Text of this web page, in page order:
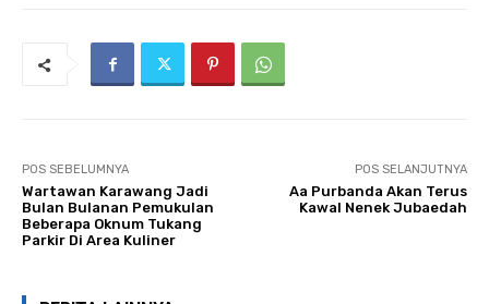
POS SEBELUMNYA
Wartawan Karawang Jadi
Bulan Bulanan Pemukulan
Beberapa Oknum Tukang
Parkir Di Area Kuliner
POS SELANJUTNYA
Aa Purbanda Akan Terus
Kawal Nenek Jubaedah